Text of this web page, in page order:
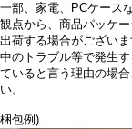
一部、家電、PCケース
観点から、商品パッケ
出荷する場合がござい
中のトラブル等で発生
ていると言う理由の場
い。
梱包例)